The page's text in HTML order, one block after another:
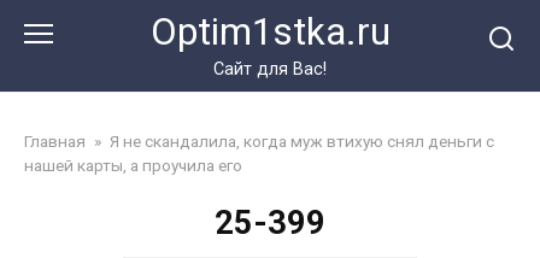
Optim1stka.ru
Сайт для Вас!
Главная » Я не скандалила, когда муж втихую снял деньги с
нашей карты, а проучила его
25-399